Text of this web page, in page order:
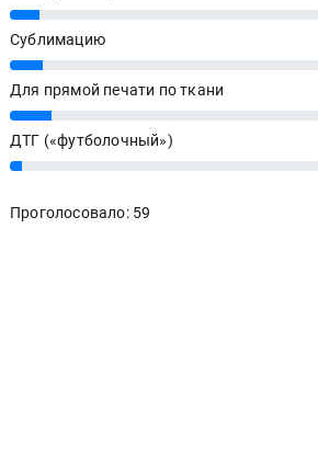
7%
Сублимацию
8%
Для прямой печати по ткани
10%
ДТГ («футболочный»)
3%
Проголосовало: 59